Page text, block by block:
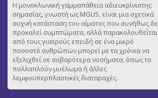
Η μονοκλωνική γαμμαπάθεια αδιευκρίνιστης
σημασίας, γνωστή ως MGUS, είναι μια σχετικά
συχνή κατάσταση του αίματος που συνήθως
προκαλεί συμπτώματα, αλλά παρακολουθείται
από τους γιατρούς επειδή σε ένα μικρό
ποσοστό ανθρώπων μπορεί με τα χρόνια να
εξελιχθεί σε σοβαρότερα νοσήματα, όπως το
πολλαπλούν μυέλωμα ή άλλες
λεμφοϋπερπλαστικές διαταραχές.